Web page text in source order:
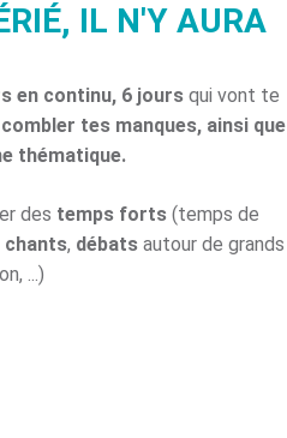
IL N'Y AURA
en continu, 6 joursqui vont te
tes manques, ainsi que
thématique.
des temps forts(temps de
chants, débatsautour de grands
...)